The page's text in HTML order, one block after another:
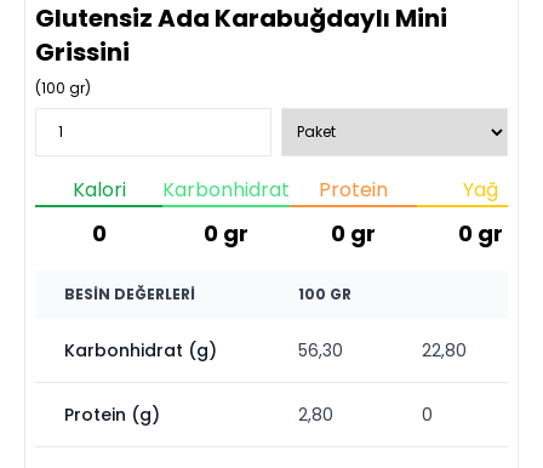
Glutensiz Ada Karabuğdaylı Mini
Grissini
(100 gr)
Kalori
0
Karbonhidrat
0 gr
Protein
0 gr
Yağ
0 gr
BESIN DEĞERLERI 100 GR
Karbonhidrat (g) 56,30 22,80
Protein (g) 2,80 0